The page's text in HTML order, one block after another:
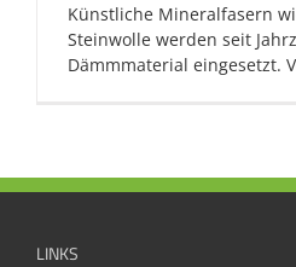
Künstliche Mineralfasern
Steinwolle werden seit
Dämmmaterial eingesetzt.
LINKS